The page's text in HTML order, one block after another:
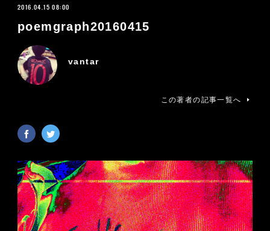
2016.04.15 08:00
poemgraph20160415
vantar
この著者の記事一覧へ